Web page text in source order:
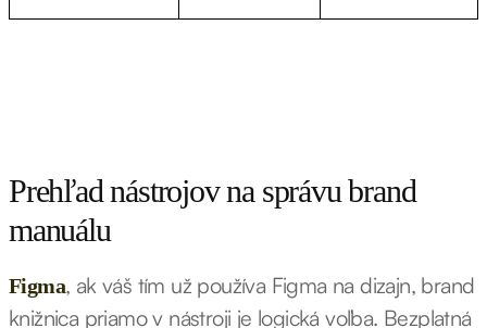
Prehľad nástrojov na správu brand
manuálu
Figma, ak váš tím už používa Figma na dizajn, brand
knižnica priamo v nástroji je logická voľba. Bezplatná